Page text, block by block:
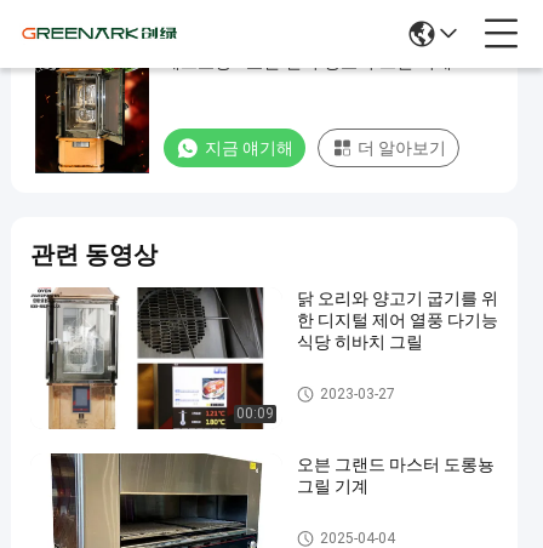
레
스
랑
호
텔
전
기
양
고
그
릴
지금 얘기해 더 알아보기
관련 동영상
00:09
닭 오리와 양고기 굽기를 위
한 디지털 제어 열풍 다기능
식당 히바치 그릴
양고기 그릴 기계
2023-03-27
오븐 그랜드 마스터 도롱뇽
그릴 기계
상업적 바베큐 그릴
2025-04-04